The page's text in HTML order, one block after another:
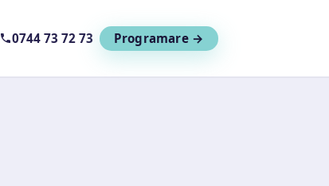
0744 73 72 73 Programare →